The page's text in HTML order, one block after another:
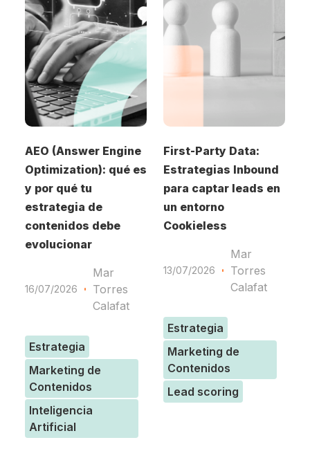
AEO (Answer Engine
Optimization): qué es
y por qué tu
estrategia de
contenidos debe
evolucionar
16/07/2026
Mar
Torres
Calafat
Estrategia
Marketing de
Contenidos
Inteligencia
Artificial
First-Party Data:
Estrategias Inbound
para captar leads en
un entorno
Cookieless
13/07/2026
Mar
Torres
Calafat
Estrategia
Marketing de
Contenidos
Lead scoring